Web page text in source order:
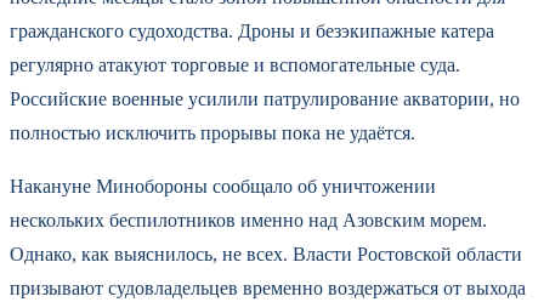
гражданского судоходства. Дроны и безэкипажные катера
регулярно атакуют торговые и вспомогательные суда.
Российские военные усилили патрулирование акватории, но
полностью исключить прорывы пока не удаётся.
Накануне Минобороны сообщало об уничтожении
нескольких беспилотников именно над Азовским морем.
Однако, как выяснилось, не всех. Власти Ростовской области
призывают судовладельцев временно воздержаться от выхода